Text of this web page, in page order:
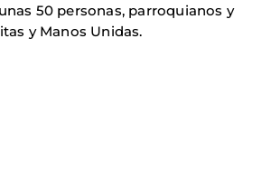
50 personas, parroquianos y
y Manos Unidas.